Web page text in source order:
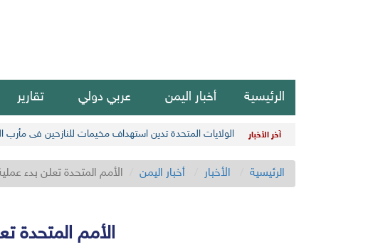
الرئيسية أخبار اليمن عربي دولي تقارير
آخر الأخبار الولايات المتحدة تدين استهداف مخيمات للنازحين في مأرب
الرئيسية الأخبار أخبار اليمن الأمم المتحدة تعلن بدء
الأمم المتحدة